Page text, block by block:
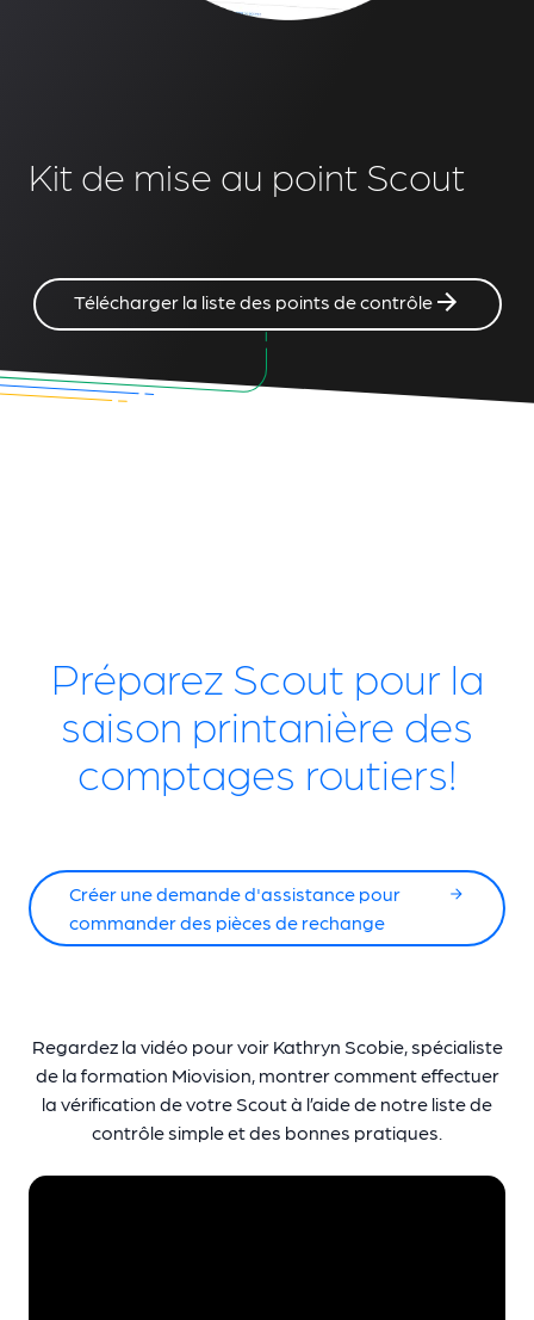
Kit de mise au point Scout
Télécharger la liste des points de contrôle
Préparez Scout pour la
saison printanière des
comptages routiers!
Créer une demande d'assistance pour
commander des pièces de rechange
Regardez la vidéo pour voir Kathryn Scobie, spécialiste
de la formation Miovision, montrer comment effectuer
la vérification de votre Scout à l’aide de notre liste de
contrôle simple et des bonnes pratiques.